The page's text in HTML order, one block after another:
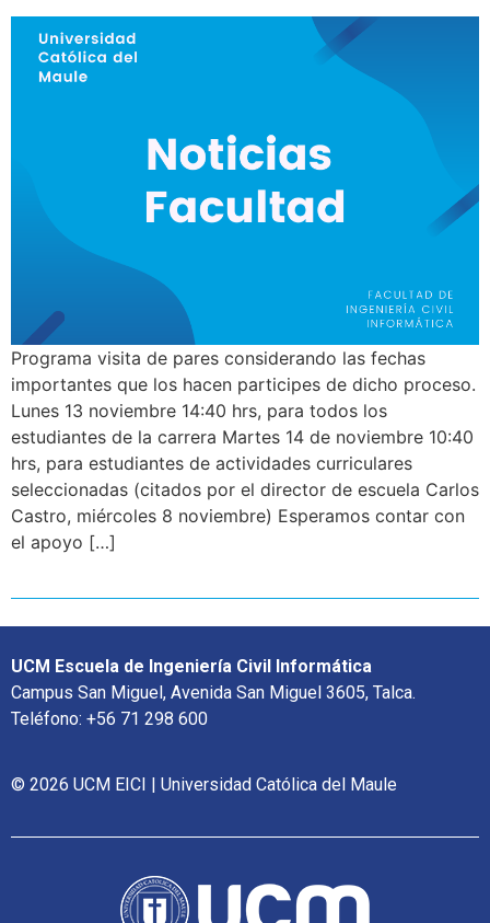
Programa visita de pares considerando las fechas
importantes que los hacen participes de dicho proceso.
Lunes 13 noviembre 14:40 hrs, para todos los
estudiantes de la carrera Martes 14 de noviembre 10:40
hrs, para estudiantes de actividades curriculares
seleccionadas (citados por el director de escuela Carlos
Castro, miércoles 8 noviembre) Esperamos contar con
el apoyo […]
UCM Escuela de Ingeniería Civil Informática
Campus San Miguel, Avenida San Miguel 3605, Talca.
Teléfono: +56 71 298 600
© 2026 UCM EICI | Universidad Católica del Maule